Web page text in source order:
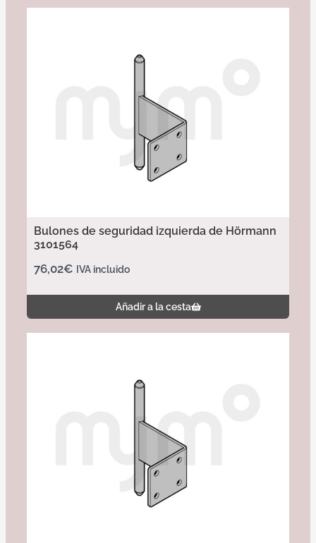
Bulones de seguridad izquierda de Hörmann
3101564
76,02€ IVA incluido
Añadir a la cesta